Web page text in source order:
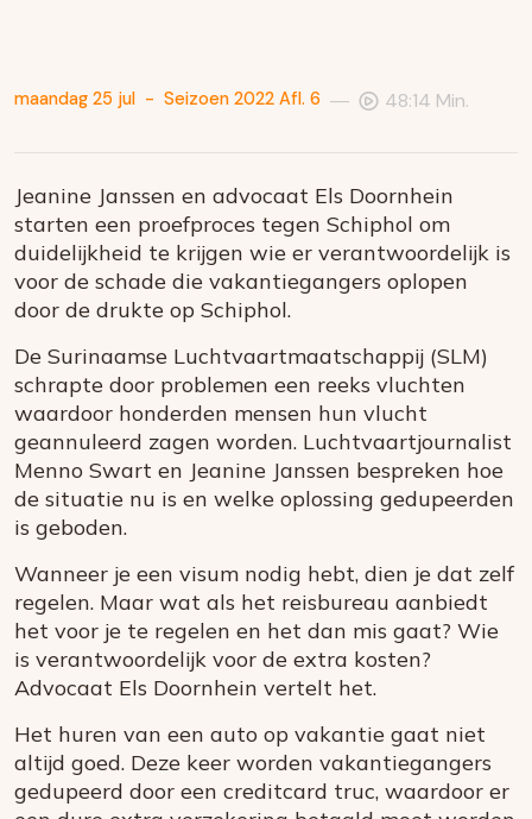
maandag 25 jul - Seizoen 2022 Afl. 6 — 48:14 Min.
Jeanine Janssen en advocaat Els Doornhein
starten een proefproces tegen Schiphol om
duidelijkheid te krijgen wie er verantwoordelijk is
voor de schade die vakantiegangers oplopen
door de drukte op Schiphol.
De Surinaamse Luchtvaartmaatschappij (SLM)
schrapte door problemen een reeks vluchten
waardoor honderden mensen hun vlucht
geannuleerd zagen worden. Luchtvaartjournalist
Menno Swart en Jeanine Janssen bespreken hoe
de situatie nu is en welke oplossing gedupeerden
is geboden.
Wanneer je een visum nodig hebt, dien je dat zelf
regelen. Maar wat als het reisbureau aanbiedt
het voor je te regelen en het dan mis gaat? Wie
is verantwoordelijk voor de extra kosten?
Advocaat Els Doornhein vertelt het.
Het huren van een auto op vakantie gaat niet
altijd goed. Deze keer worden vakantiegangers
gedupeerd door een creditcard truc, waardoor er